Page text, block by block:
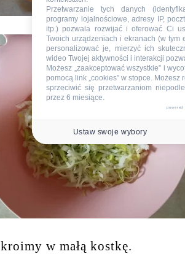
kroimy w małą kostkę.
Przetwarzanie tych danych
programy lojalnościowe, adresy IP,
itp.) pozwala rozwijać i oferować Ci
Twoich urządzeniach i ekranach (w tym
personalizować je, mierzyć ich
wideo Twojej aktywności i interakcji
Możesz „zaakceptować wszystkie” i
pomocą link „cookies” w stopce. Możesz
sprzeciwić się przetwarzaniom
przez 6 miesiące.
powered
Ustaw swoje wybory